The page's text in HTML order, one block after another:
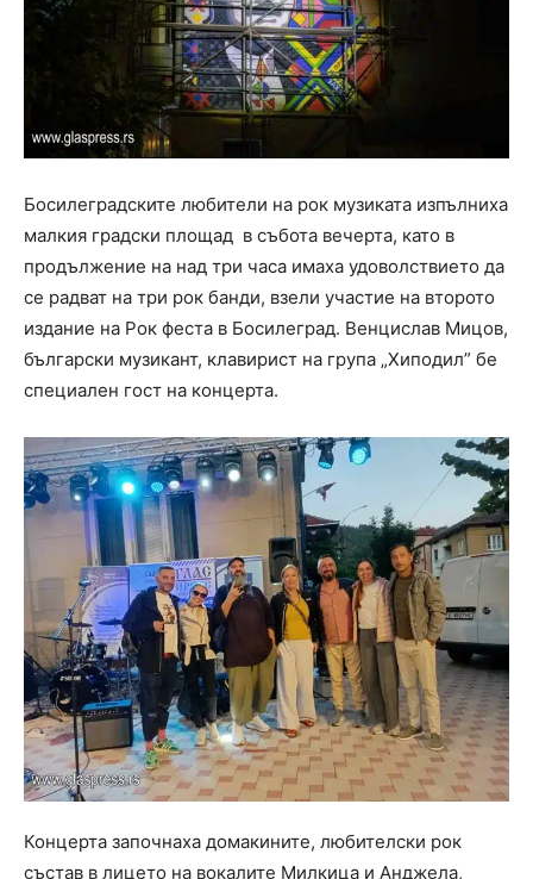
Босилеградските любители на рок музиката изпълниха
малкия градски площад в събота вечерта, като в
продължение на над три часа имаха удоволствието да
се радват на три рок банди, взели участие на второто
издание на Рок феста в Босилеград. Венцислав Мицов,
български музикант, клавирист на група „Хиподил” бе
специален гост на концерта.
Концерта започнаха домакините, любителски рок
състав в лицето на вокалите Милкица и Анджела,